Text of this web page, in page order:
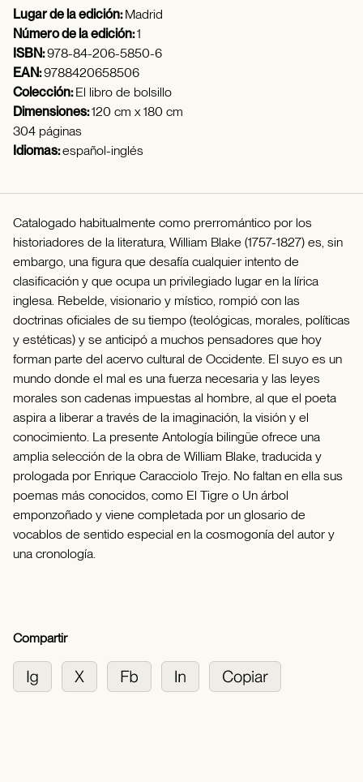
Lugar de la edición:Madrid
Número de la edición:1
ISBN:978-84-206-5850-6
EAN:9788420658506
Colección:El libro de bolsillo
Dimensiones:120 cm x 180 cm
304 páginas
Idiomas:español-inglés
Catalogado habitualmente como prerromántico por los
historiadores de la literatura, William Blake (1757-1827) es, sin
embargo, una figura que desafía cualquier intento de
clasificación y que ocupa un privilegiado lugar en la lírica
inglesa. Rebelde, visionario y místico, rompió con las
doctrinas oficiales de su tiempo (teológicas, morales, políticas
y estéticas) y se anticipó a muchos pensadores que hoy
forman parte del acervo cultural de Occidente. El suyo es un
mundo donde el mal es una fuerza necesaria y las leyes
morales son cadenas impuestas al hombre, al que el poeta
aspira a liberar a través de la imaginación, la visión y el
conocimiento. La presente Antología bilingüe ofrece una
amplia selección de la obra de William Blake, traducida y
prologada por Enrique Caracciolo Trejo. No faltan en ella sus
poemas más conocidos, como El Tigre o Un árbol
emponzoñado y viene completada por un glosario de
vocablos de sentido especial en la cosmogonía del autor y
una cronología.
Compartir